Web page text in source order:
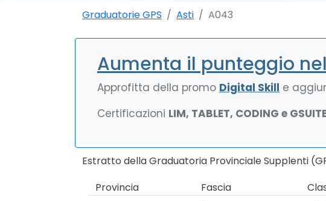
Graduatorie GPS Asti A043
Aumenta il punteggio
Approfitta della promo Digital Skill e
Certificazioni LIM, TABLET, CODING e
Estratto della Graduatoria Provinciale Supplenti
Provincia
Fascia